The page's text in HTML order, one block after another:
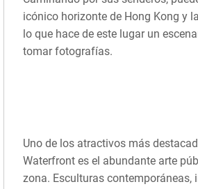
icónico horizonte de Hong Kong y
lo que hace de este lugar un
tomar fotografías.
Uno de los atractivos más
Waterfront es el abundante arte
zona. Esculturas contemporáneas,